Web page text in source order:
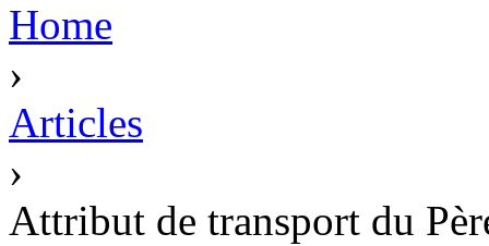
Home
›
Articles
›
Attribut de transport du